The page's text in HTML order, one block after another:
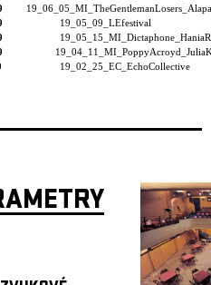
19_05_09_LEfestival
19_02_25_EC_EchoCollective